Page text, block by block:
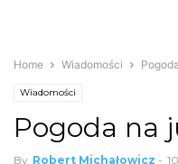
Home Wiadomości
Wiadomości
Pogoda na
By Robert Michałowicz -